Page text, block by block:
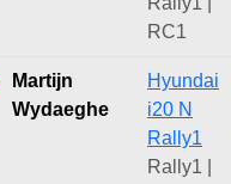
RC1
Martijn
Wydaeghe
Hyundai
i20 N
Rally1
Rally1 |